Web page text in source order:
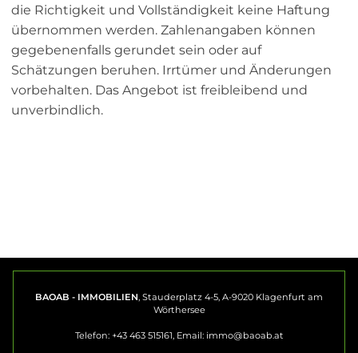
die Richtigkeit und Vollständigkeit keine Haftung
übernommen werden. Zahlenangaben können
gegebenenfalls gerundet sein oder auf
Schätzungen beruhen. Irrtümer und Änderungen
vorbehalten. Das Angebot ist freibleibend und
unverbindlich.
BAOAB - IMMOBILIEN , Stauderplatz 4-5, A-9020 Klagenfurt am
Wörthersee
Telefon: +43 463 515161, Email: immo@baoab.at